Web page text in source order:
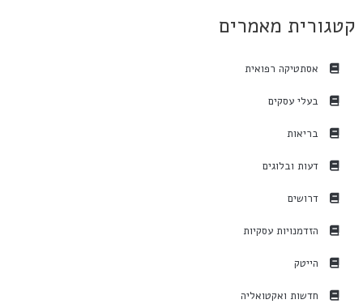
קטגורית מאמרים
אסתטיקה רפואית
בעלי עסקים
בריאות
דעות ובלוגים
דרושים
הזדמנויות עסקיות
הייטק
חדשות ואקטואליה